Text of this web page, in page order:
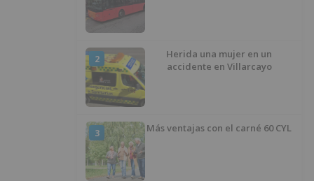
2
Herida una mujer en un
accidente en Villarcayo
3 Más ventajas con el carné 60 CYL